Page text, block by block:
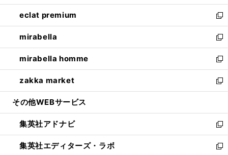
開
く
ウ
で
開
く
ン
ド
ウ
で
開
く
ウ
ィ
ン
ド
ウ
で
開
く
し
い
ウ
ィ
ン
ド
ウ
で
開
eclat premium
新
し
い
ウ
ィ
ン
ド
ウ
開
く
mirabella
新
し
い
ウ
ィ
ン
ウ
で
開
く
mirabella homme
新
し
い
ウ
ン
ド
ウ
で
zakka market
新
し
ウ
ィ
ン
ド
その他WEBサービス
集英社アドナビ
新
し
い
集英社エディターズ・ラボ
新